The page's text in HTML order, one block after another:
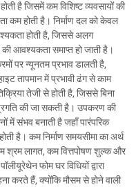
है जिसमें कम विशिष्ट व्यवसायों की
कम होती है। निर्माण दल को केवल
होती है, जिससे अलग
आवश्यकता समाप्त हो जाती है।
पर न्यूनतम प्रभाव डालती है,
तापमान में प्रभावी ढंग से काम
तेजी से होती है, जिससे बिना
की जा सकती है। उपकरण की
में संभव बनाती है जहाँ पारंपरिक
है। कम निर्माण समयसीमा का अर्थ
श्रम लागत, कम वित्तपोषण शुल्क और
फोम घर विधियों द्वारा
करते हैं, क्योंकि मौसम से होने वाली